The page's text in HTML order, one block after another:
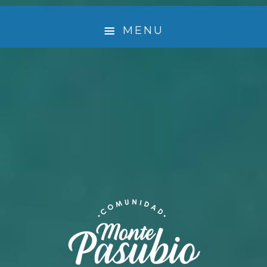
MENU
TURISMO SUSTENTABLE